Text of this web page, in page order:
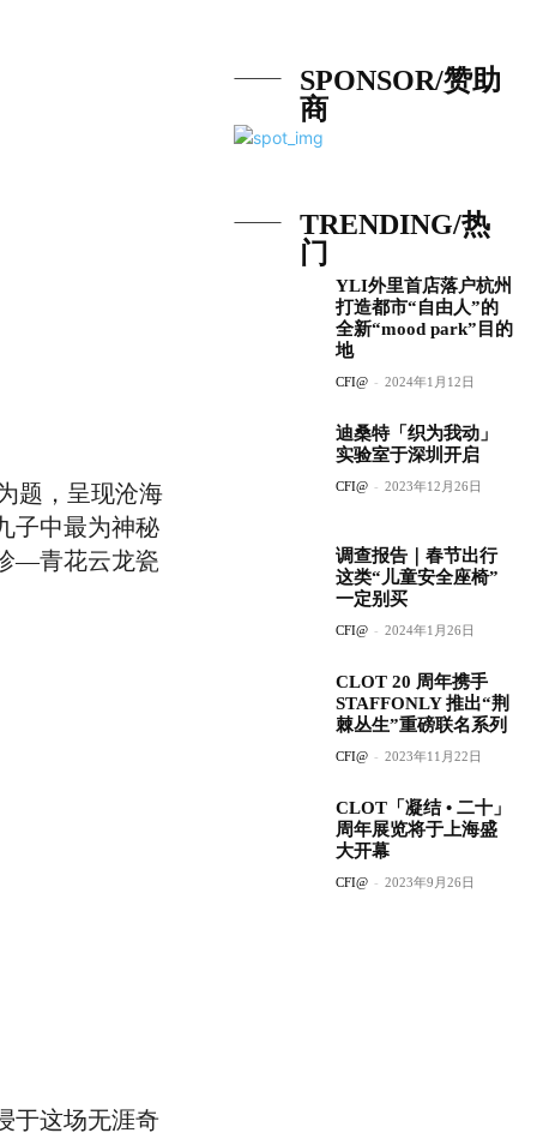
题，呈现沧海
子中最为神秘
―青花云龙瓷
于这场无涯奇
SPONSOR/赞助
商
TRENDING/热
门
YLI外里首店落户杭州
打造都市“自由人”的
全新“mood park”目的
地
CFI@ - 2024年1月12日
迪桑特「织为我动」
实验室于深圳开启
CFI@ - 2023年12月26日
调查报告｜春节出行
这类“儿童安全座椅”
一定别买
CFI@ - 2024年1月26日
CLOT 20 周年携手
STAFFONLY 推出“荆
棘丛生”重磅联名系列
CFI@ - 2023年11月22日
CLOT「凝结 • 二十」
周年展览将于上海盛
大开幕
CFI@ - 2023年9月26日